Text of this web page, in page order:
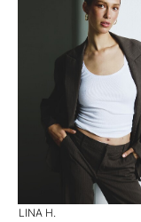
LINA H.